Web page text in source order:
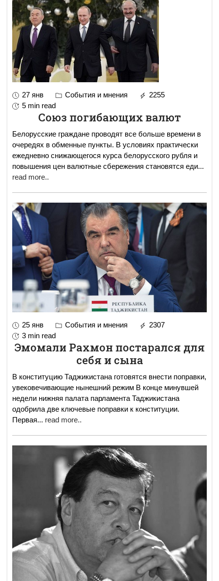
27 янв События и мнения
2255
5 min read
Союз погибающих валют
Белорусские граждане проводят все больше времени в
очередях в обменные пункты. В условиях практически
ежедневно снижающегося курса белорусского рубля и
повышения цен валютные сбережения становятся еди...
read more..
25 янв События и мнения
2307
3 min read
Эмомали Рахмон постарался для
себя и сына
В конституцию Таджикистана готовятся внести поправки,
увековечивающие нынешний режим В конце минувшей
недели нижняя палата парламента Таджикистана
одобрила две ключевые поправки к конституции.
Первая... read more..